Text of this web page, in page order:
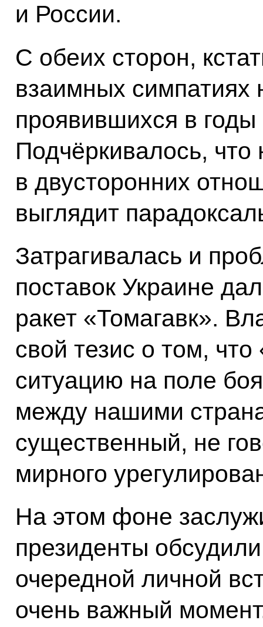
и России.
С обеих сторон,
взаимных симпатиях
проявившихся в
Подчёркивалось,
в двусторонних
выглядит
Затрагивалась и
поставок Украине
ракет «Томагавк».
свой тезис о том,
ситуацию на поле
между нашими
существенный, не
мирного
На этом фоне
президенты
очередной личной
очень важный